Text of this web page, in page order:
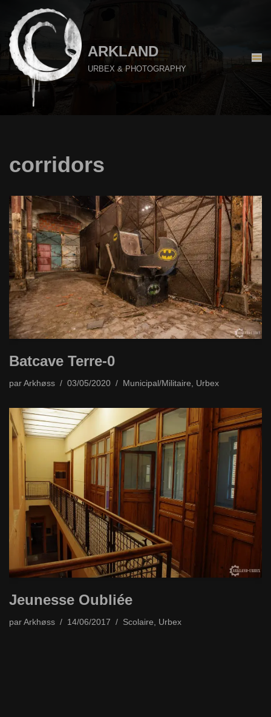
Aller
au
contenu
ARKLAND
URBEX & PHOTOGRAPHY
corridors
Batcave Terre-0
par Arkhøss 03/05/2020 Municipal/Militaire Urbex
Jeunesse Oubliée
par Arkhøss 14/06/2017 Scolaire Urbex